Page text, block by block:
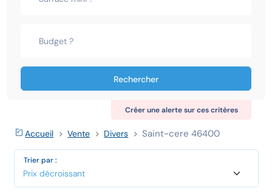
Rechercher
Créer une alerte sur ces critères
Accueil Vente Divers Saint-cere 46400
Trier par :